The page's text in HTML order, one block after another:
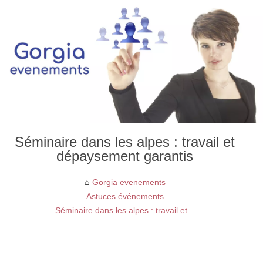
Séminaire dans les alpes : travail et
dépaysement garantis
Gorgia evenements
Astuces événements
Séminaire dans les alpes : travail et...